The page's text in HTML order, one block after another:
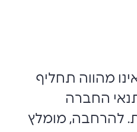
מהווה תחליף
החברה
להרחבה, מומלץ